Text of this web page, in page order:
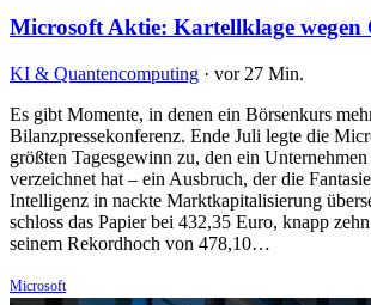
Microsoft Aktie: Kartellklage
KI & Quantencomputing · vor 27 Min.
Es gibt Momente, in denen ein Börsenkurs
Bilanzpressekonferenz. Ende Juli legte die
größten Tagesgewinn zu, den ein
verzeichnet hat – ein Ausbruch, der die
Intelligenz in nackte Marktkapitalisierung
schloss das Papier bei 432,35 Euro, knapp
seinem Rekordhoch von 478,10…
Microsoft